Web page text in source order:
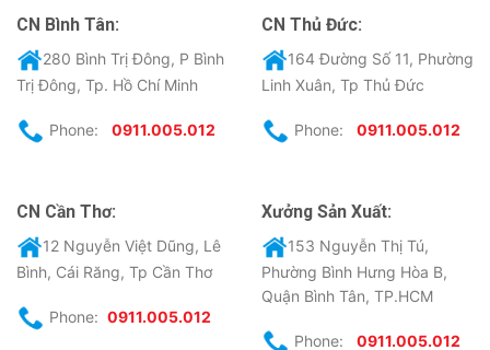
CN Bình Tân:
280 Bình Trị Đông, P Bình
Trị Đông, Tp. Hồ Chí Minh
Phone: 0911.005.012
CN Thủ Đức:
164 Đường Số 11, Phường
Linh Xuân, Tp Thủ Đức
Phone: 0911.005.012
CN Cần Thơ:
12 Nguyễn Việt Dũng, Lê
Bình, Cái Răng, Tp Cần Thơ
Phone: 0911.005.012
Xưởng Sản Xuất:
153 Nguyễn Thị Tú,
Phường Bình Hưng Hòa B,
Quận Bình Tân, TP.HCM
Phone: 0911.005.012